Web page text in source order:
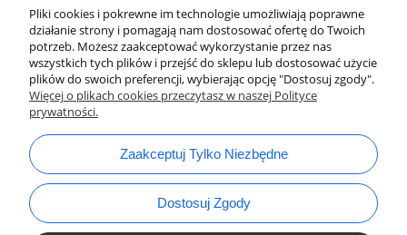
email:bok@ArtykulyDlaPlastykow.pl
Pliki cookies i pokrewne im technologie umożliwiają poprawne
działanie strony i pomagają nam dostosować ofertę do Twoich
potrzeb. Możesz zaakceptować wykorzystanie przez nas
wszystkich tych plików i przejść do sklepu lub dostosować użycie
plików do swoich preferencji, wybierając opcję "Dostosuj zgody".
Więcej o plikach cookies przeczytasz w naszej Polityce
prywatności.
Zaakceptuj Tylko Niezbędne
Dostosuj Zgody